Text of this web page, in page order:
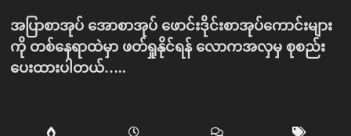
အပြာစာအုပ် အောစာအုပ် ဖောင်းဒိုင်းစာအုပ်ကောင်းများ
ကို တစ်နေရာထဲမှာ ဖတ်ရှုနိုင်ရန် လောကအလှမှ စုစည်း
ပေးထားပါတယ်…..